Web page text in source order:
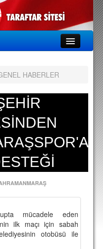
HABERLER
mücadele eden
ilk maçı için sabah
otobüsü ile